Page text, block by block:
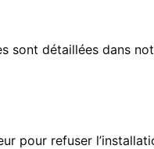
sont détaillées dans
pour refuser